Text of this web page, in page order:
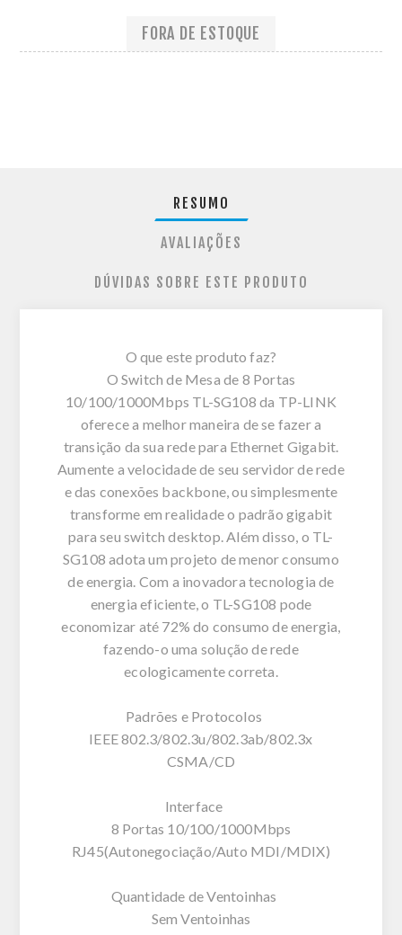
FORA DE ESTOQUE
RESUMO
AVALIAÇÕES
DÚVIDAS SOBRE ESTE PRODUTO
O que este produto faz?
O Switch de Mesa de 8 Portas
10/100/1000Mbps TL-SG108 da TP-LINK
oferece a melhor maneira de se fazer a
transição da sua rede para Ethernet Gigabit.
Aumente a velocidade de seu servidor de rede
e das conexões backbone, ou simplesmente
transforme em realidade o padrão gigabit
para seu switch desktop. Além disso, o TL-
SG108 adota um projeto de menor consumo
de energia. Com a inovadora tecnologia de
energia eficiente, o TL-SG108 pode
economizar até 72% do consumo de energia,
fazendo-o uma solução de rede
ecologicamente correta.
Padrões e Protocolos
IEEE 802.3/802.3u/802.3ab/802.3x
CSMA/CD
Interface
8 Portas 10/100/1000Mbps
RJ45(Autonegociação/Auto MDI/MDIX)
Quantidade de Ventoinhas
Sem Ventoinhas